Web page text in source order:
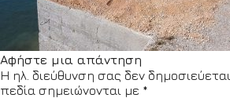
ΝΕΑ
ΕΠΙΚΟΙΝΩΝΙΑ
Αφήστε μια απάντηση
Η ηλ. διεύθυνση σας δεν δημοσιεύεται.
πεδία σημειώνονται με *